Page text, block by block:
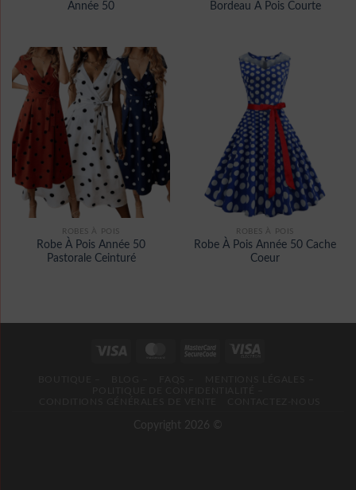
Année 50
Bordeau À Pois Courte
ROBES À POIS
Robe À Pois Année 50
Pastorale Ceinturé
ROBES À POIS
Robe À Pois Année 50 Cache
Coeur
Copyright 2026 ©